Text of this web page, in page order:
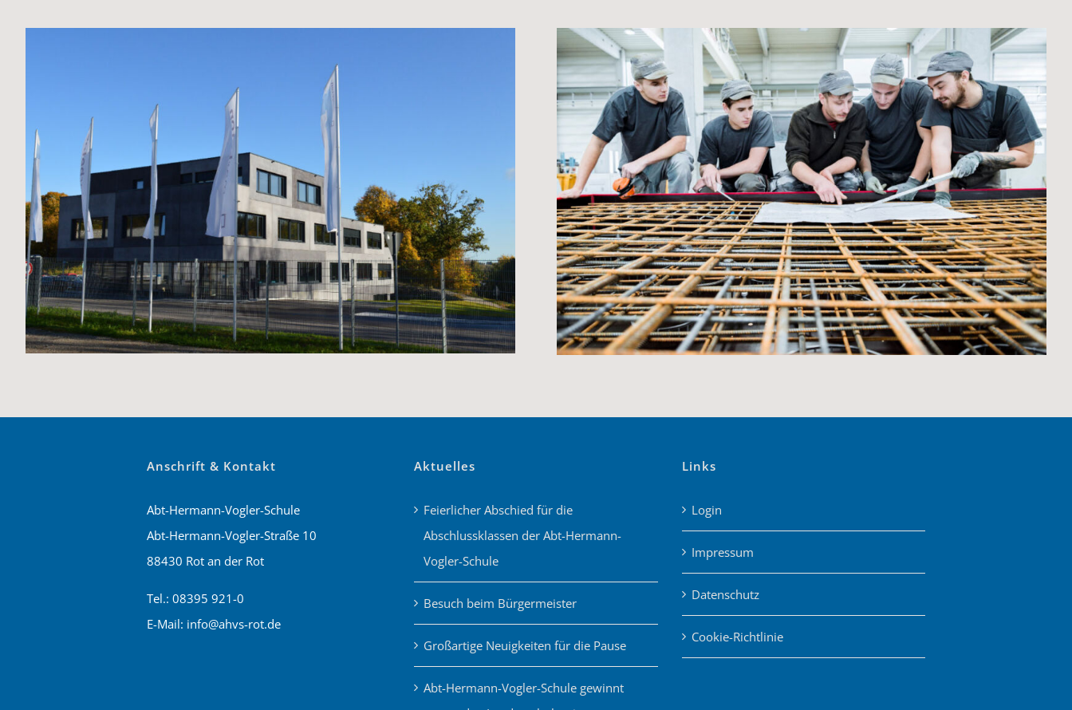
Anschrift & Kontakt
Abt-Hermann-Vogler-Schule
Abt-Hermann-Vogler-Straße 10
88430 Rot an der Rot
Tel.: 08395 921-0
E-Mail: info@ahvs-rot.de
Aktuelles
Feierlicher Abschied für die
Abschlussklassen der Abt-Hermann-
Vogler-Schule
Besuch beim Bürgermeister
Großartige Neuigkeiten für die Pause
Abt-Hermann-Vogler-Schule gewinnt
Links
Login
Impressum
Datenschutz
Cookie-Richtlinie